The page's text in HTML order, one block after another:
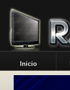
Inicio